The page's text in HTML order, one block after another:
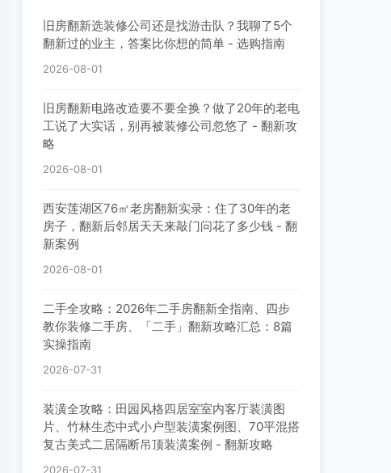
旧房翻新选装修公司还是找游击队？我聊了5个
翻新过的业主，答案比你想的简单 - 选购指南
2026-08-01
旧房翻新电路改造要不要全换？做了20年的老电
工说了大实话，别再被装修公司忽悠了 - 翻新攻
略
2026-08-01
西安莲湖区76㎡老房翻新实录：住了30年的老
房子，翻新后邻居天天来敲门问花了多少钱 - 翻
新案例
2026-08-01
二手全攻略：2026年二手房翻新全指南、四步
教你装修二手房、「二手」翻新攻略汇总：8篇
实操指南
2026-07-31
装潢全攻略：田园风格四居室室内客厅装潢图
片、竹林生态中式小户型装潢案例图、70平混搭
复古美式二居隔断吊顶装潢案例 - 翻新攻略
2026-07-31